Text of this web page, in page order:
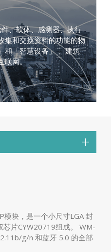
、软体、感测器、执行
集和交换资料的功能的物
和「智慧设备」 、建筑
联网。
模块，是一个小尺寸LGA 封
片CYW20719组成。 WM-
g/n 和蓝牙 5.0 的全部